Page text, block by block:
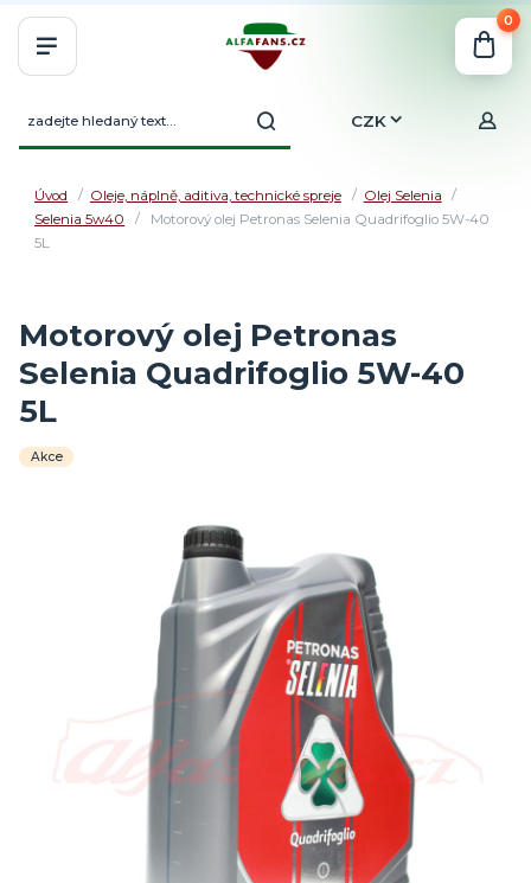
CZK
0
Úvod Oleje, náplně, aditiva, technické spreje
Olej Selenia
Selenia 5w40
Motorový olej Petronas Selenia Quadrifoglio 5W-40
5L
Motorový olej Petronas
Selenia Quadrifoglio 5W-40
5L
Akce